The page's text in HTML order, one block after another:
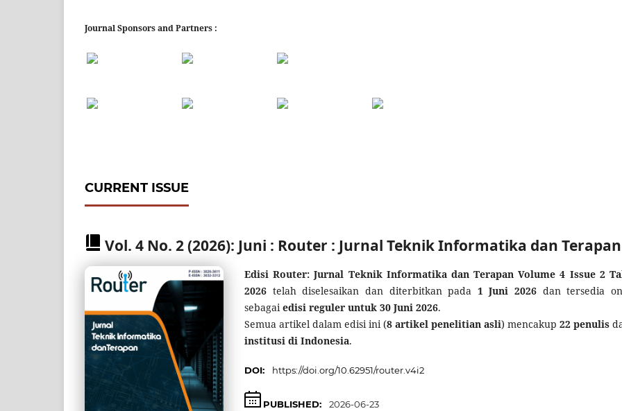
Journal Sponsors and Partners :
CURRENT ISSUE
Vol. 4 No. 2 (2026): Juni : Router : Jurnal Teknik Informatika dan Terapan
Edisi Router: Jurnal Teknik Informatika dan Terapan Volume 4 Issue 2
2026 telah diselesaikan dan diterbitkan pada 1 Juni 2026 dan tersedia
sebagaiedisi reguler untuk 30 Juni 2026.
Semua artikel dalam edisi ini (8 artikel penelitian asli) mencakup 22 penulis
institusi di Indonesia.
DOI: https://doi.org/10.62951/router.v4i2
PUBLISHED: 2026-06-23